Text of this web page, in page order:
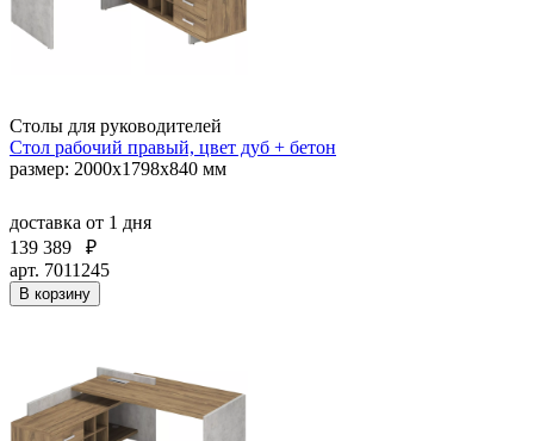
Столы для руководителей
Стол рабочий правый, цвет дуб + бетон
размер: 2000х1798х840 мм
доставка от 1 дня
139 389
₽
арт. 7011245
В корзину